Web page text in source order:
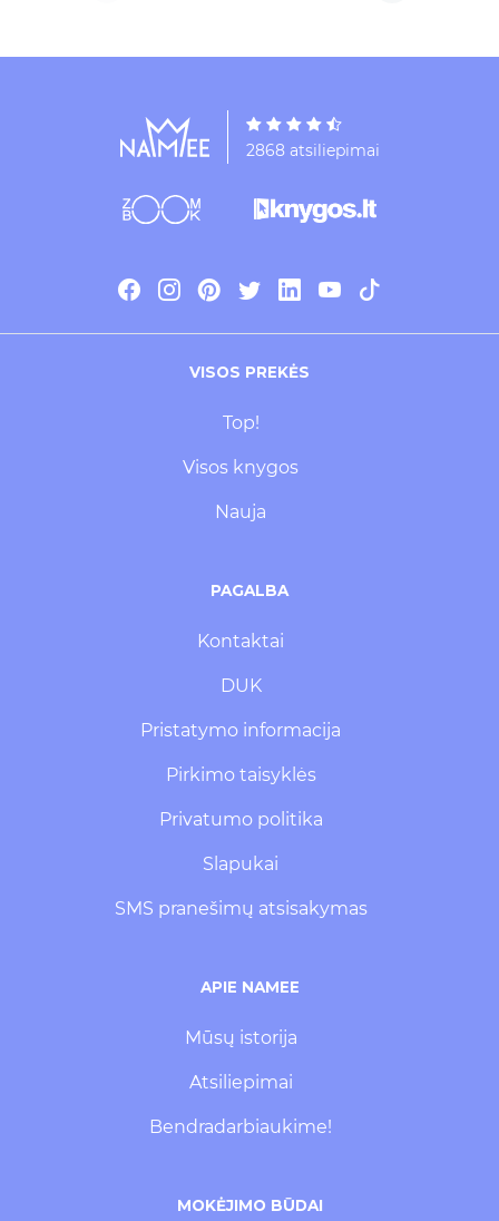
2868 atsiliepimai
VISOS PREKĖS
Top!
Visos knygos
Nauja
PAGALBA
Kontaktai
DUK
Pristatymo informacija
Pirkimo taisyklės
Privatumo politika
Slapukai
SMS pranešimų atsisakymas
APIE NAMEE
Mūsų istorija
Atsiliepimai
Bendradarbiaukime!
MOKĖJIMO BŪDAI